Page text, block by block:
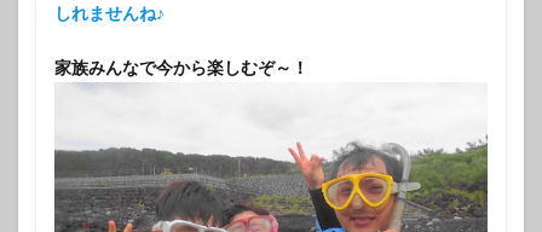
しれませんね♪
家族みんなで今から楽しむぞ～！